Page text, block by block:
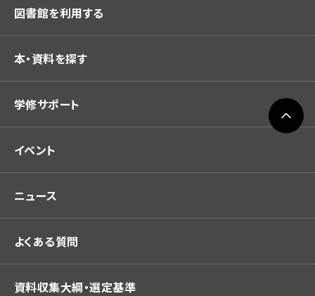
図書館を利用する
本・資料を探す
学修サポート
イベント
ニュース
よくある質問
資料収集大綱・選定基準